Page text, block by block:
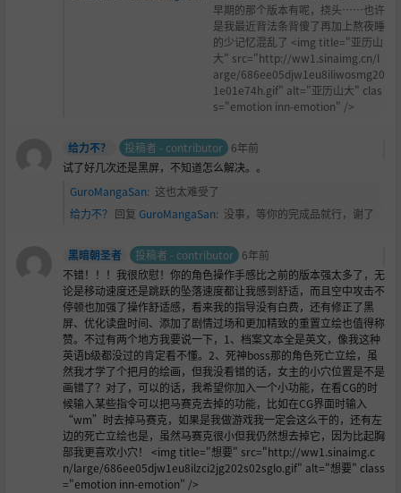
早期的那个版本有呢，挠头……也许
是我最近背法条背傻了再加上熬夜睡
的少记忆混乱了 <img title="亚历山
大" src="http://ww1.sinaimg.cn/l
arge/686ee05djw1eu8iliwosmg20
1e01e74h.gif" alt="亚历山大" clas
s="emotion inn-emotion" />
给力不？ 投稿者 - contributor 6年前
试了好几次还是黑屏，不知道怎么解决。。
GuroMangaSan: 这也太难受了
给力不？ 回复 GuroMangaSan: 没事，等你的完成品就行，谢了
黑暗朝圣者 投稿者 - contributor 6年前
不错！！！我很欣慰！你的角色操作手感比之前的版本强太多了，无
论是移动速度还是跳跃的坠落速度都让我感到舒适，而且空中攻击不
停顿也加强了操作舒适感，看来我的指导没有白费，还有修正了黑
屏、优化读盘时间、添加了剧情过场和更加精致的重置立绘也值得称
赞。不过有两个地方我要说一下，1、档案文本全是英文，像我这种
英语b级都没过的肯定看不懂。2、死神boss那的角色死亡立绘，虽
然我才学了个把月的绘画，但我没看错的话，女主的小穴位置是不是
画错了？对了，可以的话，我希望你加入一个小功能，在看CG的时
候输入某些指令可以把马赛克去掉的功能，比如在CG界面时输入
“wm”时去掉马赛克，如果是我做游戏我一定会这么干的，还有左
边的死亡立绘也是，虽然马赛克很小但我仍然想去掉它，因为比起胸
部我更喜欢小穴！ <img title="想要" src="http://ww1.sinaimg.c
n/large/686ee05djw1eu8ilzci2jg202s02sglo.gif" alt="想要" class
="emotion inn-emotion" />